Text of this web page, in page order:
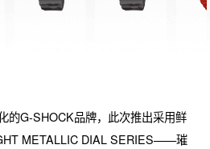
的G-SHOCK品牌，此次推出采用鲜
METALLIC DIAL SERIES——璀